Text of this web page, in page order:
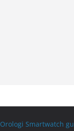
Orologi Smartwatch